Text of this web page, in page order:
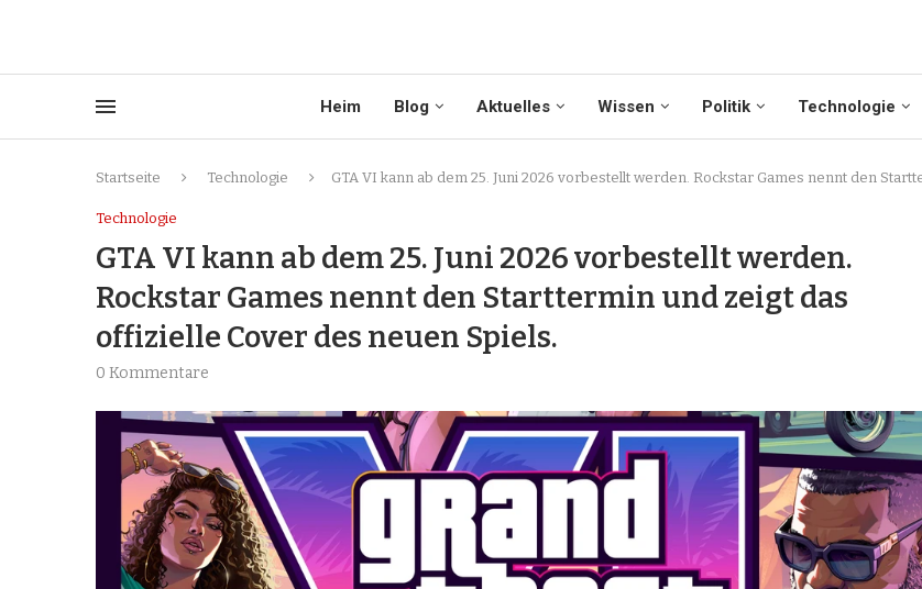
Heim Blog Aktuelles Wissen Politik Technologie
Startseite Technologie GTA VI kann ab dem 25. Juni 2026 vorbestellt werden. Rockstar Games nennt den
Technologie
GTA VI kann ab dem 25. Juni 2026 vorbestellt werden.
Rockstar Games nennt den Starttermin und zeigt das
offizielle Cover des neuen Spiels.
0 Kommentare